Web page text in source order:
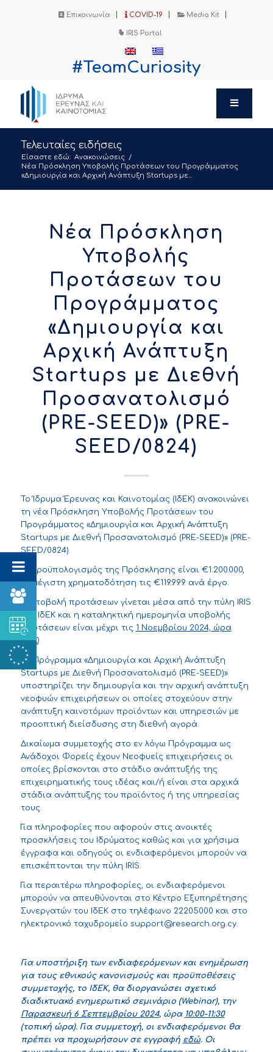
Επικοινωνία COVID-19 Media Kit
IRIS Portal
#TeamCuriosity
Τελευταίες ειδήσεις
Είσαστε εδώ: Ανακοινώσεις /
Νέα Πρόσκληση Υποβολής Προτάσεων του Προγράμματος
«Δημιουργία και Αρχική Ανάπτυξη Startups με...
Νέα Πρόσκληση
Υποβολής
Προτάσεων του
Προγράμματος
«Δημιουργία και
Αρχική Ανάπτυξη
Startups με Διεθνή
Προσανατολισμό
(PRE-SEED)» (PRE-
SEED/0824)
Το Ίδρυμα Έρευνας και Καινοτομίας (ΙδΕΚ) ανακοινώνει
τη νέα Πρόσκληση Υποβολής Προτάσεων του
Προγράμματος «Δημιουργία και Αρχική Ανάπτυξη
Startups με Διεθνή Προσανατολισμό (PRE-SEED)» (PRE-
SEED/0824).
Ο προϋπολογισμός της Πρόσκλησης είναι €1.200.000,
με μέγιστη χρηματοδότηση τις €119.999 ανά έργο.
Η υποβολή προτάσεων γίνεται μέσα από την πύλη IRIS
του ΙδΕΚ και η καταληκτική ημερομηνία υποβολής
προτάσεων είναι μέχρι τις 1 Νοεμβρίου 2024, ώρα
13:00.
Το Πρόγραμμα «Δημιουργία και Αρχική Ανάπτυξη
Startups με Διεθνή Προσανατολισμό (PRE-SEED)»
υποστηρίζει την δημιουργία και την αρχική ανάπτυξη
νεοφυών επιχειρήσεων οι οποίες στοχεύουν στην
ανάπτυξη καινοτόμων προϊόντων και υπηρεσιών με
προοπτική διείσδυσης στη διεθνή αγορά.
Δικαίωμα συμμετοχής στο εν λόγω Πρόγραμμα ως
Ανάδοχοι Φορείς έχουν Νεοφυείς επιχειρήσεις οι
οποίες βρίσκονται στο στάδιο ανάπτυξής της
επιχειρηματικής τους ιδέας και/ή είναι στα αρχικά
στάδια ανάπτυξης του προϊόντος ή της υπηρεσίας
τους.
Για πληροφορίες που αφορούν στις ανοικτές
προσκλήσεις του Ιδρύματος καθώς και για χρήσιμα
έγγραφα και οδηγούς οι ενδιαφερόμενοι μπορούν να
επισκέπτονται την πύλη IRIS.
Για περαιτέρω πληροφορίες, οι ενδιαφερόμενοι
μπορούν να απευθύνονται στο Κέντρο Εξυπηρέτησης
Συνεργατών του ΙδΕΚ στο τηλέφωνο 22205000 και στο
ηλεκτρονικό ταχυδρομείο support@research.org.cy.
Για υποστήριξη των ενδιαφερόμενων και ενημέρωση
για τους εθνικούς κανονισμούς και προϋποθέσεις
συμμετοχής, το ΙδΕΚ, θα διοργανώσει σχετικό
διαδικτυακό ενημερωτικό σεμινάριο (Webinar), την
Παρασκευή 6 Σεπτεμβρίου 2024, ώρα 10:00-11:30
(τοπική ώρα). Για συμμετοχή, οι ενδιαφερόμενοι θα
πρέπει να προχωρήσουν σε εγγραφή εδώ. Οι